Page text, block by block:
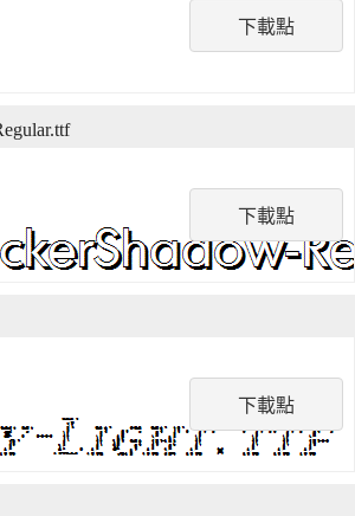
下載點
下載點
下載點